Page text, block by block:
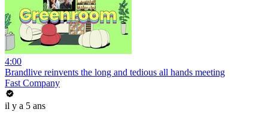
4:00
Brandlive reinvents the long and tedious all hands meeting
Fast Company
il y a 5 ans